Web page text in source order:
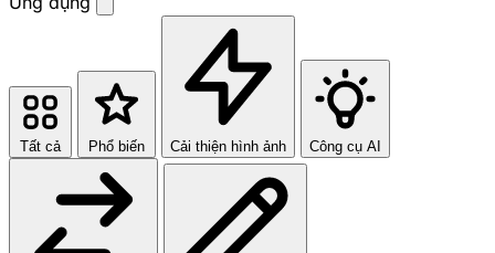
Tất cả Phổ biến Cải thiện hình ảnh Công cụ AI